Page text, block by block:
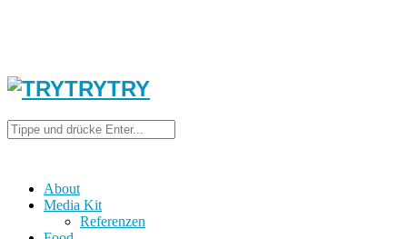
About
Media Kit
Referenzen